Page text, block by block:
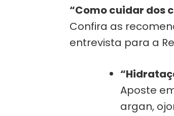
“Como cuidar dos
Confira as
entrevista para a
Aposte
argan,